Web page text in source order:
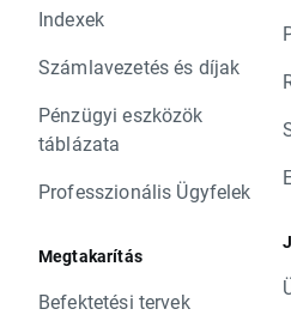
Indexek
Számlavezetés és díjak
Pénzügyi eszközök
táblázata
Professzionális Ügyfelek
Megtakarítás
Befektetési tervek